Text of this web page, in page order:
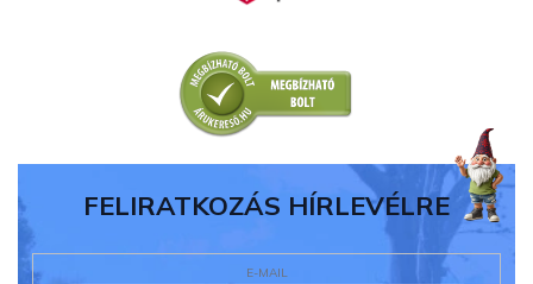
FELIRATKOZÁS HÍRLEVÉLRE
E-MAIL